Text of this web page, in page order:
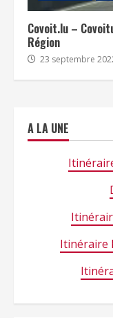
Covoit.lu –
Région
23 septembre
A LA UNE
Itinéraire